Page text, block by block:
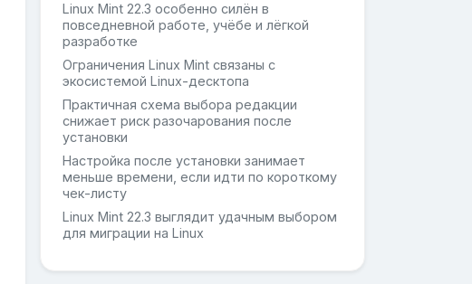
Linux Mint 22.3 особенно силён в
повседневной работе, учёбе и лёгкой
разработке
Ограничения Linux Mint связаны с
экосистемой Linux-десктопа
Практичная схема выбора редакции
снижает риск разочарования после
установки
Настройка после установки занимает
меньше времени, если идти по короткому
чек-листу
Linux Mint 22.3 выглядит удачным выбором
для миграции на Linux